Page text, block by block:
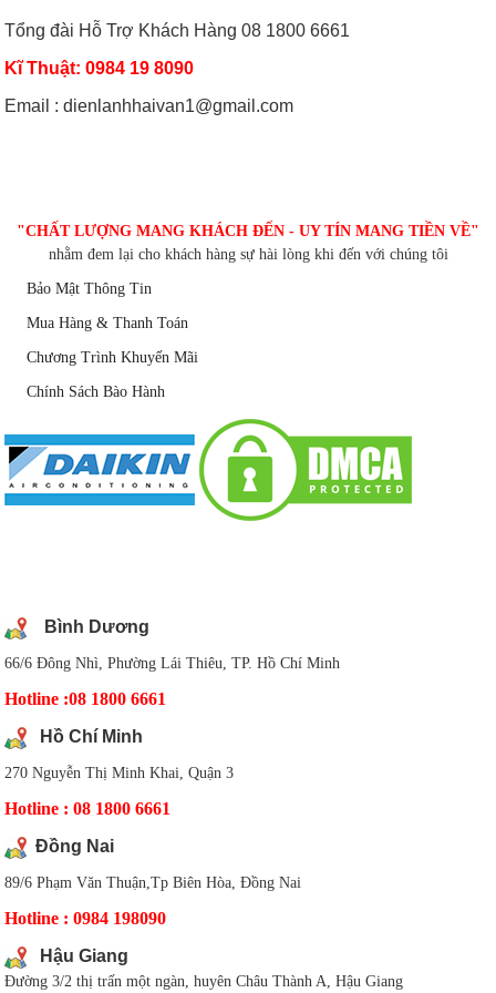
Tổng đài Hỗ Trợ Khách Hàng 08 1800 6661
Kĩ Thuật: 0984 19 8090
Email : dienlanhhaivan1@gmail.com
"CHẤT LƯỢNG MANG KHÁCH ĐẾN - UY TÍN MANG TIỀN VỀ"
nhằm đem lại cho khách hàng sự hài lòng khi đến với chúng tôi
Bảo Mật Thông Tin
Mua Hàng & Thanh Toán
Chương Trình Khuyến Mãi
Chính Sách Bào Hành
Bình Dương
66/6 Đông Nhì, Phường Lái Thiêu, TP. Hồ Chí Minh
Hotline :08 1800 6661
Hồ Chí Minh
270 Nguyễn Thị Minh Khai, Quận 3
Hotline : 08 1800 6661
Đồng Nai
89/6 Phạm Văn Thuận,Tp Biên Hòa, Đồng Nai
Hotline : 0984 198090
Hậu Giang
Đường 3/2 thị trấn một ngàn, huyên Châu Thành A, Hậu Giang